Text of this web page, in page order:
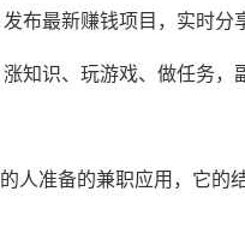
布最新赚钱项目，实时
知识、玩游戏、做任务，
人准备的兼职应用，它